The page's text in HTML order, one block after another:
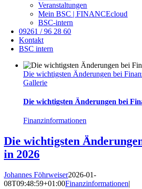
Veranstaltungen
Mein BSC | FINANCEcloud
BSC-intern
09261 / 96 28 60
Kontakt
BSC intern
Die wichtigsten Änderungen bei
Gallerie
Die wichtigsten Änderungen bei
Finanzinformationen
Die wichtigsten
in 2026
Johannes Föhrweiser2026-01-
08T09:48:59+01:00Finanzinformationen|